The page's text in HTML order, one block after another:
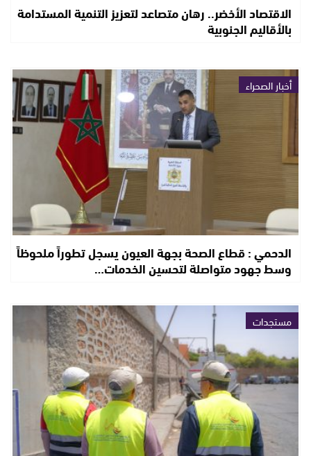
الاقتصاد الأخضر.. رهان متصاعد لتعزيز التنمية المستدامة
بالأقاليم الجنوبية
أخبار الصحراء
الدحمي : قطاع الصحة بجهة العيون يسجل تطوراً ملحوظاً
وسط جهود متواصلة لتحسين الخدمات…
مستجدات